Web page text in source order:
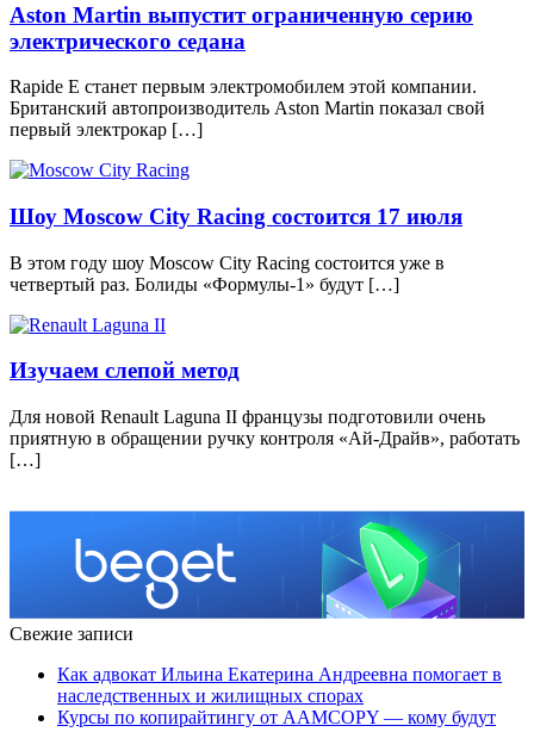
Aston Martin выпустит ограниченную серию
электрического седана
Rapide E станет первым электромобилем этой компании.
Британский автопроизводитель Aston Martin показал свой
первый электрокар […]
Шоу Moscow City Racing состоится 17 июля
В этом году шоу Moscow City Racing состоится уже в
четвертый раз. Болиды «Формулы-1» будут […]
Изучаем слепой метод
Для новой Renault Laguna II французы подготовили очень
приятную в обращении ручку контроля «Ай-Драйв», работать
[…]
Свежие записи
Как адвокат Ильина Екатерина Андреевна помогает в
наследственных и жилищных спорах
Курсы по копирайтингу от AAMCOPY — кому будут